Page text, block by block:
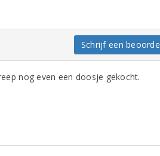
Schrijf een
nog even een doosje gekocht.